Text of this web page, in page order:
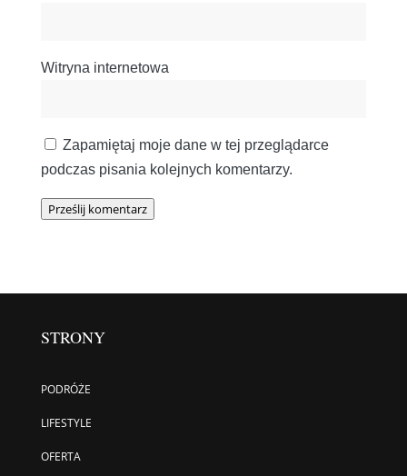
Witryna internetowa
Zapamiętaj moje dane w tej przeglądarce
podczas pisania kolejnych komentarzy.
Prześlij komentarz
STRONY
PODRÓŻE
LIFESTYLE
OFERTA